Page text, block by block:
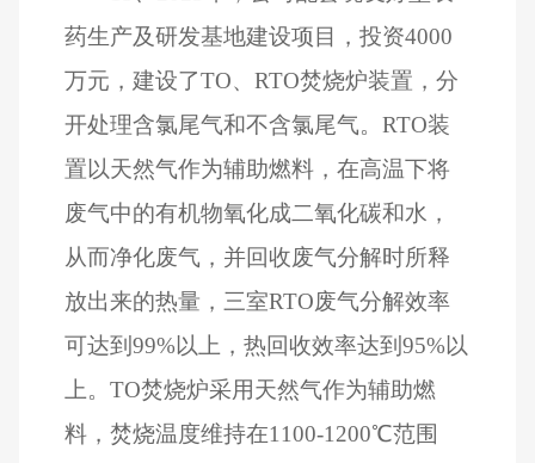
药生产及研发基地建设项目，投资4000
万元，建设了TO、RTO焚烧炉装置，分
开处理含氯尾气和不含氯尾气。RTO装
置以天然气作为辅助燃料，在高温下将
废气中的有机物氧化成二氧化碳和水，
从而净化废气，并回收废气分解时所释
放出来的热量，三室RTO废气分解效率
可达到99%以上，热回收效率达到95%以
上。TO焚烧炉采用天然气作为辅助燃
料，焚烧温度维持在1100-1200℃范围